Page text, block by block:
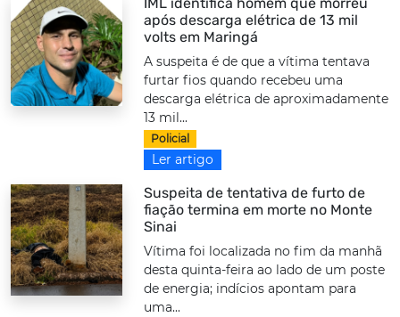
após descarga elétrica de 13 mil
volts em Maringá
A suspeita é de que a vítima tentava
furtar fios quando recebeu uma
descarga elétrica de aproximadamente
13 mil...
Policial
Ler artigo
Suspeita de tentativa de furto de
fiação termina em morte no Monte
Sinai
Vítima foi localizada no fim da manhã
desta quinta-feira ao lado de um poste
de energia; indícios apontam para
uma...